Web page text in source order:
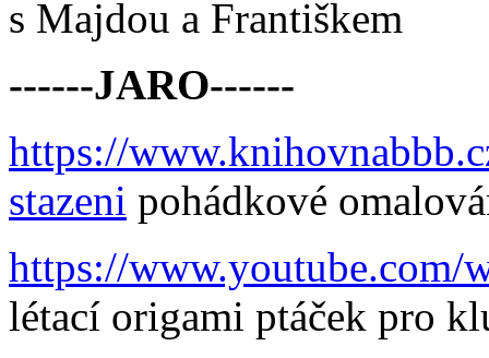
s Majdou a Františkem
------JARO------
https://
stazeni pohádkové
https://www.youtube.com/
létací origami ptáček pro